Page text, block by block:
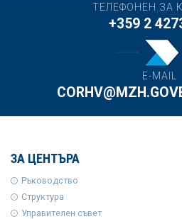
ТЕЛЕФОНЕН ЗА
+359 2
E-MAIL
ЗА ЦЕНТЪРА
Ръководство
Структура
Управителен съвет